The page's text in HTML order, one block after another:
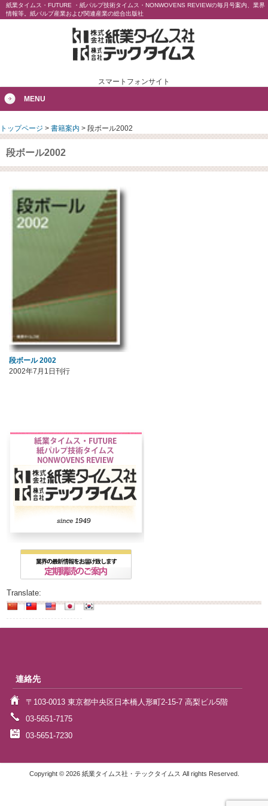
紙業タイムス・FUTURE ・紙パルプ技術タイムス・NONWOVENS REVIEWの毎月号案内、業界
情報等。紙パルプ産業および関連産業の総合出版社
スマートフォンサイト
MENU
トップページ > 書籍案内 > 段ボール2002
段ボール2002
段ボール 2002
2002年7月1日刊行
Translate:
連絡先
〒103-0013 東京都中央区日本橋人形町2-15-7 高梨ビル5階
03-5651-7175
03-5651-7230
Copyright © 2026 紙業タイムス社・テックタイムス All rights Reserved.